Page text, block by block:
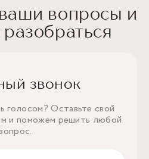
вопросы и
звонок
голосом? Оставьте свой
и поможем решить любой